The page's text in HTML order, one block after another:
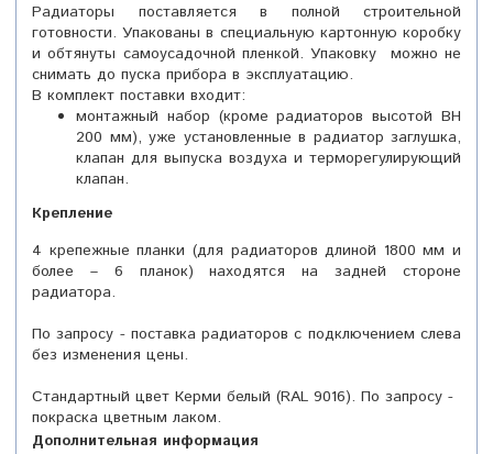
Радиаторы поставляется в полной строительной
готовности. Упакованы в специальную картонную коробку
и обтянуты самоусадочной пленкой. Упаковку можно не
снимать до пуска прибора в эксплуатацию.
В комплект поставки входит:
монтажный набор (кроме радиаторов высотой BH
200 мм), уже установленные в радиатор заглушка,
клапан для выпуска воздуха и терморегулирующий
клапан.
Крепление
4 крепежные планки (для радиаторов длиной 1800 мм и
более – 6 планок) находятся на задней стороне
радиатора.
По запросу - поставка радиаторов с подключением слева
без изменения цены.
Стандартный цвет Керми белый (RAL 9016). По запросу -
покраска цветным лаком.
Дополнительная информация